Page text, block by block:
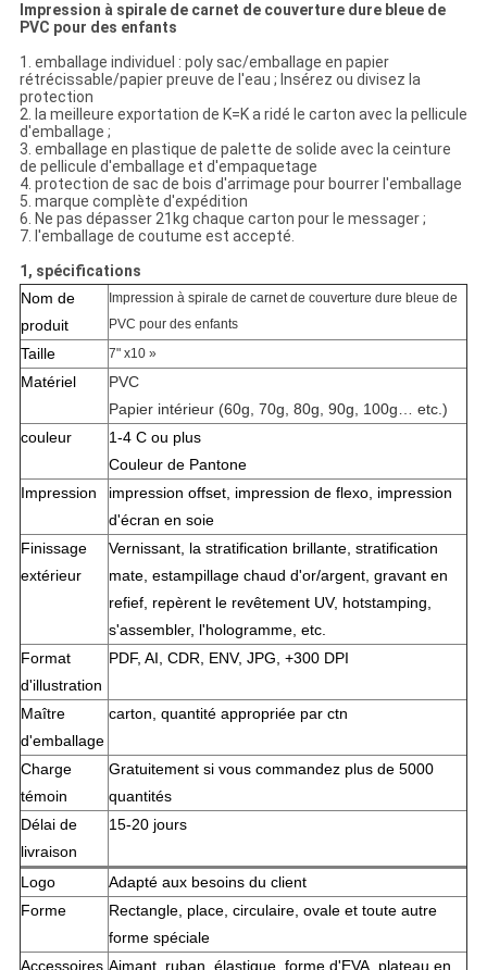
Impression à spirale de carnet de couverture dure bleue de
PVC pour des enfants
1. emballage individuel : poly sac/emballage en papier
rétrécissable/papier preuve de l'eau ; Insérez ou divisez la
protection
2. la meilleure exportation de K=K a ridé le carton avec la pellicule
d'emballage ;
3. emballage en plastique de palette de solide avec la ceinture
de pellicule d'emballage et d'empaquetage
4. protection de sac de bois d'arrimage pour bourrer l'emballage
5. marque complète d'expédition
6. Ne pas dépasser 21kg chaque carton pour le messager ;
7. l'emballage de coutume est accepté.
1, spécifications
Nom de
produit
Impression à spirale de carnet de couverture dure bleue de
PVC pour des enfants
Taille 7" x10 »
Matériel
PVC
Papier intérieur (60g, 70g, 80g, 90g, 100g… etc.)
couleur
1-4 C ou plus
Couleur de Pantone
Impression
impression offset, impression de flexo, impression
d'écran en soie
Finissage
extérieur
Vernissant, la stratification brillante, stratification
mate, estampillage chaud d'or/argent, gravant en
refief, repèrent le revêtement UV, hotstamping,
s'assembler, l'hologramme, etc.
Format
d'illustration
PDF, AI, CDR, ENV, JPG, +300 DPI
Maître
d'emballage
carton, quantité appropriée par ctn
Charge
témoin
Gratuitement si vous commandez plus de 5000
quantités
Délai de
livraison
15-20 jours
Logo
Adapté aux besoins du client
Forme
Rectangle, place, circulaire, ovale et toute autre
forme spéciale
Accessoires Aimant, ruban, élastique, forme d'EVA, plateau en